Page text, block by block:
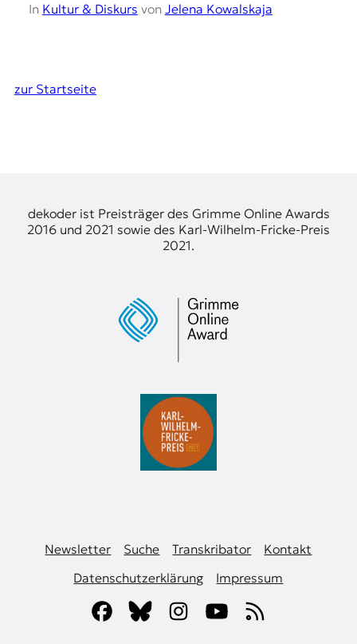
In Kultur & Diskurs von Jelena Kowalskaja
zur Startseite
dekoder ist Preisträger des Grimme Online Awards
2016 und 2021 sowie des Karl-Wilhelm-Fricke-Preis
2021.
Newsletter Suche Transkribator
Kontakt
Datenschutzerklärung
Impressum